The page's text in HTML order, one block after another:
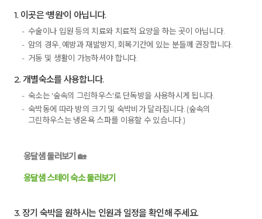
1. 이곳은 '병원'이 아닙니다.
수술이나 입원 등의 치료와 치료적 요양을 하는 곳이 아닙니다.
암의 경우, 예방과 재발방지, 회복기간에 있는 분들께 권장합니다.
거동 및 생활이 가능하셔야 합니다.
2. 개별숙소를 사용합니다.
숙소는 '숲속의 그린하우스'로 단독방을 사용하시게 됩니다.
숙박동에 따라 방의 크기 및 숙박비가 달라집니다. (숲속의
그린하우스는 냉온욕 스파를 이용할 수 있습니다.)
옹달샘 둘러보기 🏡
옹달샘 스테이 숙소 둘러보기
3. 장기 숙박을 원하시는 인원과 일정을 확인해 주세요.